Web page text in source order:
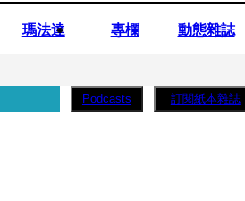
瑪法達 專欄 動態雜誌
Podcasts 訂閱紙本雜誌